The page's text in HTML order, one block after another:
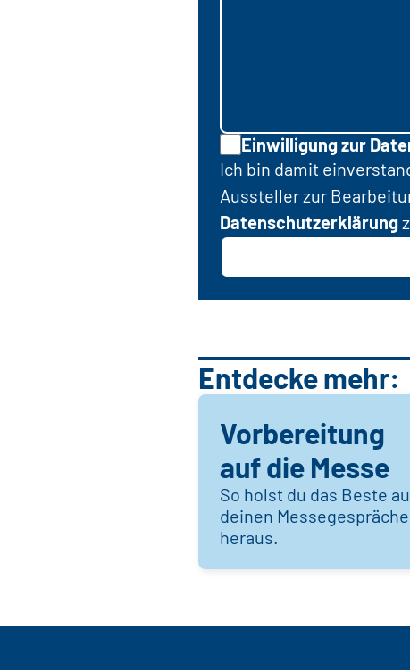
Einwilligung zur
Ich bin damit
Aussteller zur
Datenschutzerklärung
Entdecke mehr:
Vorbereitung
auf die Messe
So holst du das Beste
deinen
heraus.